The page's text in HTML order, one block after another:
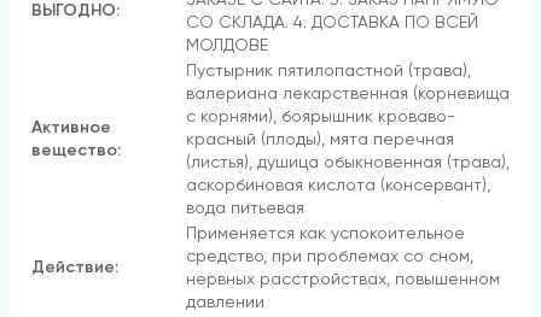
ВЫГОДНО:
СО СКЛАДА. 4. ДОСТАВКА ПО ВСЕЙ
МОЛДОВЕ
Активное
вещество:
Пустырник пятилопастной (трава),
валериана лекарственная (корневища
с корнями), боярышник кроваво-
красный (плоды), мята перечная
(листья), душица обыкновенная (трава),
аскорбиновая кислота (консервант),
вода питьевая
Действие:
Применяется как успокоительное
средство, при проблемах со сном,
нервных расстройствах, повышенном
давлении